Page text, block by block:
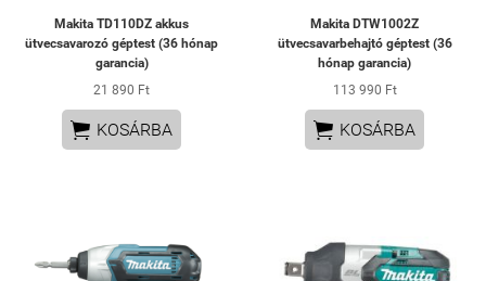
Makita TD110DZ akkus
ütvecsavarozó géptest (36 hónap
garancia)
21 890 Ft
 KOSÁRBA
Makita DTW1002Z
ütvecsavarbehajtó géptest (36
hónap garancia)
113 990 Ft
 KOSÁRBA